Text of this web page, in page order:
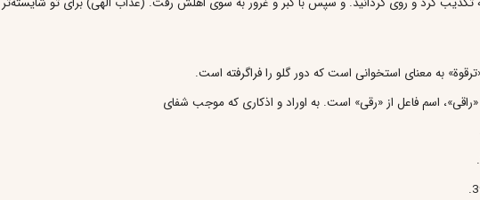
به معناى استخوانى است كه دور گلو را فراگرفته است.
اسم فاعل از «رقى» است. به اوراد و اذكارى كه موجب شفاى‌